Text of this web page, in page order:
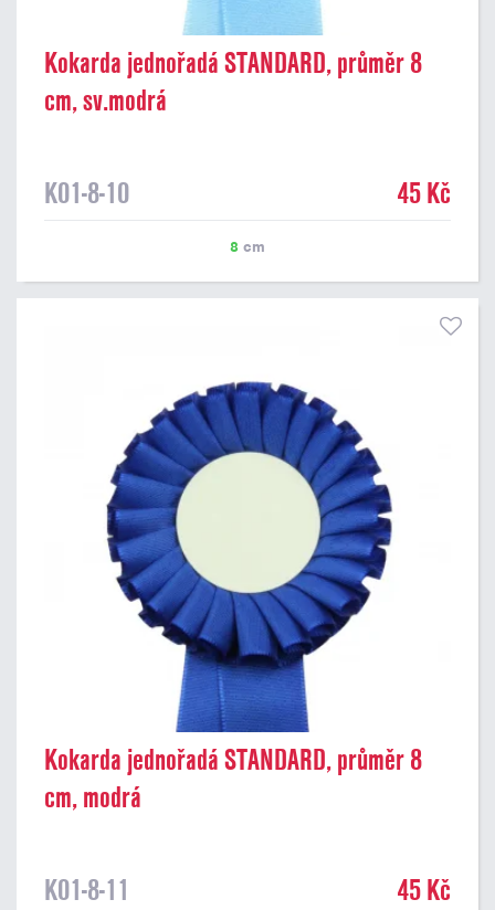
Kokarda jednořadá STANDARD, průměr 8
cm, sv.modrá
K01-8-10 45 Kč
8 cm
Kokarda jednořadá STANDARD, průměr 8
cm, modrá
K01-8-11 45 Kč